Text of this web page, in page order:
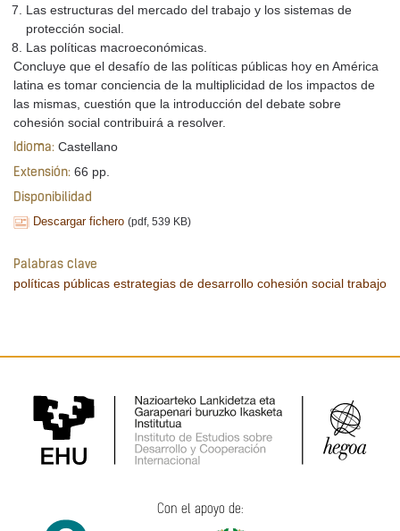
Las estructuras del mercado del trabajo y los sistemas de
protección social.
Las políticas macroeconómicas.
Concluye que el desafío de las políticas públicas hoy en América
latina es tomar conciencia de la multiplicidad de los impactos de
las mismas, cuestión que la introducción del debate sobre
cohesión social contribuirá a resolver.
Idioma: Castellano
Extensión: 66 pp.
Disponibilidad
Descargar fichero (pdf, 539 KB)
Palabras clave
políticas públicas estrategias de desarrollo cohesión social trabajo
Con el apoyo de: